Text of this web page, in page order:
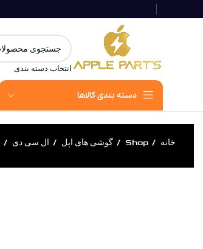
انتخاب دسته بندی
دسته بندی کالاها
خانه Shop گوشی های اپل ال سی دی